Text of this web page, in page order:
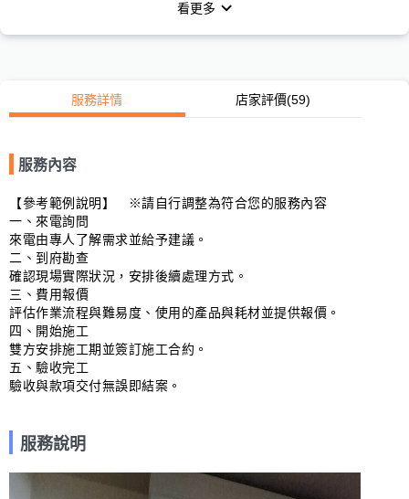
看更多
服務詳情 店家評價(59)
服務內容
【參考範例說明】　※請自行調整為符合您的服務內容
一、來電詢問
來電由專人了解需求並給予建議。
二、到府勘查
確認現場實際狀況，安排後續處理方式。
三、費用報價
評估作業流程與難易度、使用的產品與耗材並提供報價。
四、開始施工
雙方安排施工期並簽訂施工合約。
五、驗收完工
驗收與款項交付無誤即結案。
服務說明